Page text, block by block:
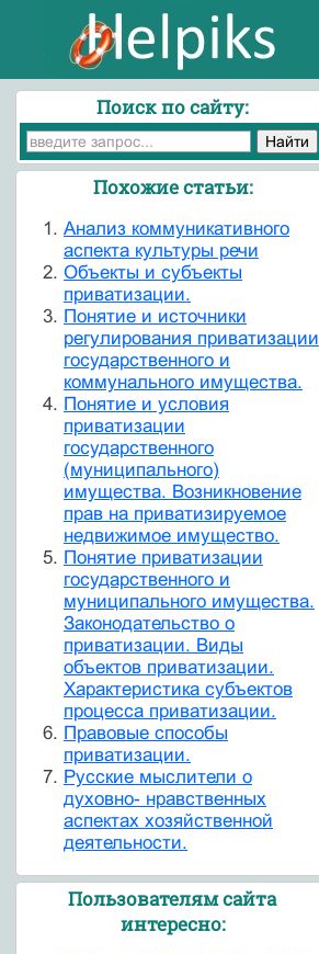
Поиск по сайту:
Похожие статьи:
Анализ коммуникативного
аспекта культуры речи
Объекты и субъекты
приватизации.
Понятие и источники
регулирования приватизации
государственного и
коммунального имущества.
Понятие и условия
приватизации
государственного
(муниципального)
имущества. Возникновение
прав на приватизируемое
недвижимое имущество.
Понятие приватизации
государственного и
муниципального имущества.
Законодательство о
приватизации. Виды
объектов приватизации.
Характеристика субъектов
процесса приватизации.
Правовые способы
приватизации.
Русские мыслители о
духовно- нравственных
аспектах хозяйственной
деятельности.
Пользователям сайта
интересно: